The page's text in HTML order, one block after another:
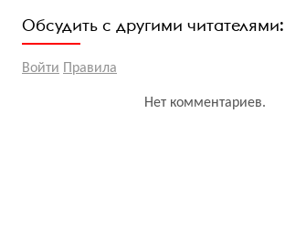
Обсудить с другими читателями:
Войти Правила
Нет комментариев.